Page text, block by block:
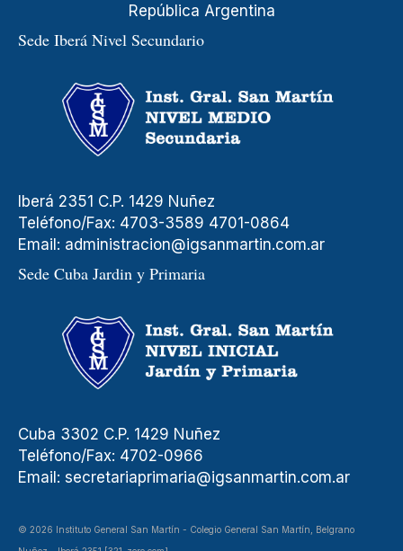
República Argentina
Sede Iberá Nivel Secundario
Iberá 2351 C.P. 1429 Nuñez
Teléfono/Fax: 4703-3589 4701-0864
Email: administracion@igsanmartin.com.ar
Sede Cuba Jardin y Primaria
Cuba 3302 C.P. 1429 Nuñez
Teléfono/Fax: 4702-0966
Email: secretariaprimaria@igsanmartin.com.ar
© 2026 Instituto General San Martín - Colegio General San Martín, Belgrano